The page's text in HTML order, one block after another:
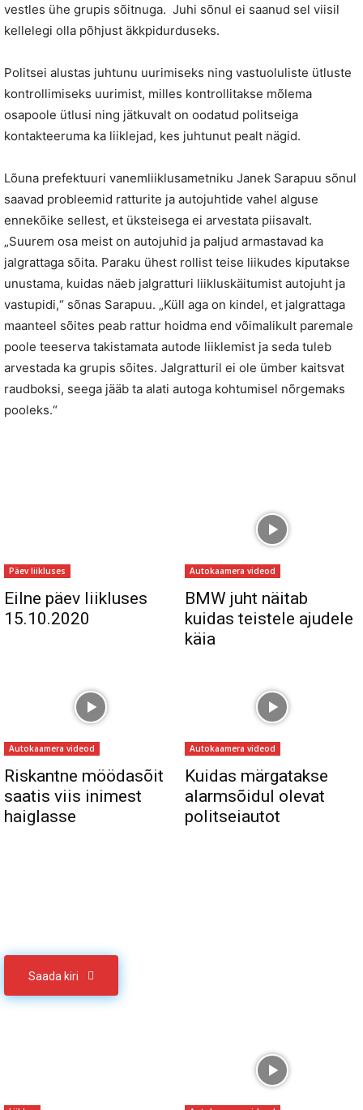
vestles ühe grupis sõitnuga. Juhi sõnul ei saanud sel viisil
kellelegi olla põhjust äkkpidurduseks.
Politsei alustas juhtunu uurimiseks ning vastuoluliste ütluste
kontrollimiseks uurimist, milles kontrollitakse mõlema
osapoole ütlusi ning jätkuvalt on oodatud politseiga
kontakteeruma ka liiklejad, kes juhtunut pealt nägid.
Lõuna prefektuuri vanemliiklusametniku Janek Sarapuu sõnul
saavad probleemid ratturite ja autojuhtide vahel alguse
ennekõike sellest, et üksteisega ei arvestata piisavalt.
„Suurem osa meist on autojuhid ja paljud armastavad ka
jalgrattaga sõita. Paraku ühest rollist teise liikudes kiputakse
unustama, kuidas näeb jalgratturi liikluskäitumist autojuht ja
vastupidi,“ sõnas Sarapuu. „Küll aga on kindel, et jalgrattaga
maanteel sõites peab rattur hoidma end võimalikult paremale
poole teeserva takistamata autode liiklemist ja seda tuleb
arvestada ka grupis sõites. Jalgratturil ei ole ümber kaitsvat
raudboksi, seega jääb ta alati autoga kohtumisel nõrgemaks
pooleks.“
Päev liikluses
Eilne päev liikluses
15.10.2020
Autokaamera videod
BMW juht näitab
kuidas teistele ajudele
käia
Autokaamera videod
Riskantne möödasõit
saatis viis inimest
haiglasse
Autokaamera videod
Kuidas märgatakse
alarmsõidul olevat
politseiautot
Saada kiri